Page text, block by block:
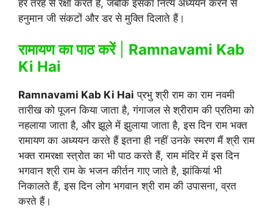
हर तरह से रक्षा करते हैं, जबकि इसका नित्य अध्ययन करने से
हनुमान जी संकटों और डर से मुक्ति दिलाते हैं।
रामायण का पाठ करें| Ramnavami Kab
Ki Hai
Ramnavami Kab Ki Hai प्रभु श्री राम का राम नवमी
तारीख को पूजन किया जाता है, गंगाजल से श्रीराम की प्रतिमा को
नहलाया जाता है, और झूले में झुलाया जाता है, इस दिन राम भक्त
रामायण का अध्ययन करते हैं इतना ही नहीं उनके स्मरण मैं श्री राम
भक्त रामरक्षा स्त्रोत का भी पाठ करते हैं, राम मंदिर में इस दिन
भगवान श्री राम के भजन कीर्तन गाए जाते है, झांकियां भी
निकालते हैं, इस दिन लोग भगवान श्री राम की उपासना, व्रत
करते हैं।